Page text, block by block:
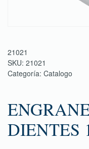
21021
SKU: 21021
Categoría: Catalogo
DIENTES